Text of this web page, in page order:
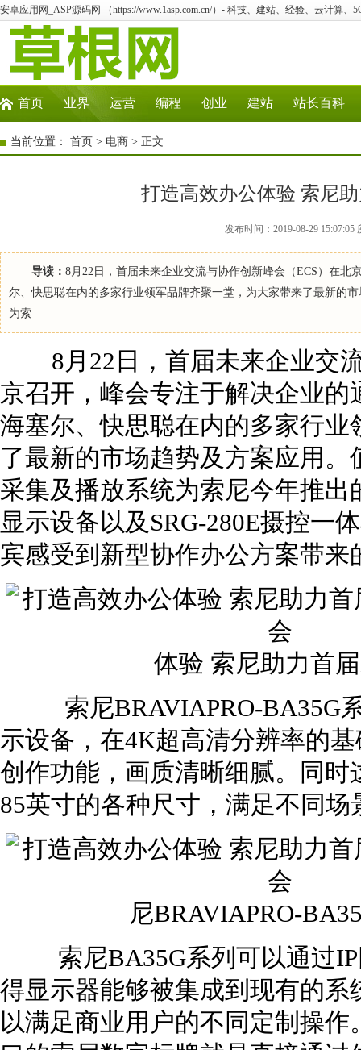
安卓应用网_ASP源码网 （https://www.1asp.com.cn/）- 科技、建站、经验、云计算、
首页 业界 运营 编程 创业 建站 站长百科
当前位置： 首页 > 电商 > 正文
打造高效办公体验 索尼
发布时间：2019-08-29
导读： 8月22日，首届未来企业交流与协作创新峰会（ECS）在
尔、快思聪在内的多家行业领军品牌齐聚一堂，为大家带来了最新的
为索
8月22日，首届未来企业交流
京召开，峰会专注于解决企业
海塞尔、快思聪在内的多家行
了最新的市场趋势及方案应用
采集及播放系统为索尼今年推出
显示设备以及SRG-280E摄控一
宾感受到新型协作办公方案带来
体验 索尼助力首
索尼BRAVIAPRO-BA35G系
示设备，在4K超高清分辨率的
创作功能，画质清晰细腻。同
85英寸的各种尺寸，满足不同场
尼BRAVIAPRO-
索尼BA35G系列可以通过IP
得显示器能够被集成到现有的
以满足商业用户的不同定制操